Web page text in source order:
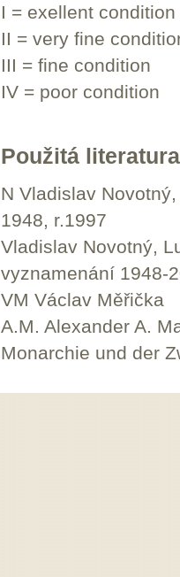
I = exellent condition
II = very fine
III = fine condition
IV = poor condition
Použitá
N Vladislav
1948, r.1997
Vladislav Novotný,
vyznamenání 1948-
VM Václav Měřička
A.M. Alexander A.
Monarchie und der